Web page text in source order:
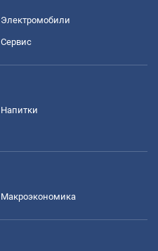
Электромобили
Сервис
Напитки
Mакроэкономика